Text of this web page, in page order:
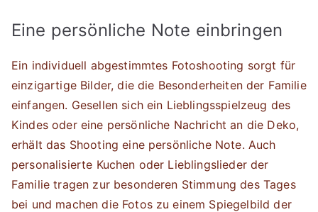
Eine persönliche Note einbringen
Ein individuell abgestimmtes Fotoshooting sorgt für
einzigartige Bilder, die die Besonderheiten der Familie
einfangen. Gesellen sich ein Lieblingsspielzeug des
Kindes oder eine persönliche Nachricht an die Deko,
erhält das Shooting eine persönliche Note. Auch
personalisierte Kuchen oder Lieblingslieder der
Familie tragen zur besonderen Stimmung des Tages
bei und machen die Fotos zu einem Spiegelbild der